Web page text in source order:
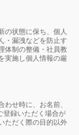
の状態に保ち、個人
・漏洩などを防止す
体制の整備・社員教
実施し個人情報の厳
せ時に、お名前、
登録いただく場合が
ただく際の目的以外